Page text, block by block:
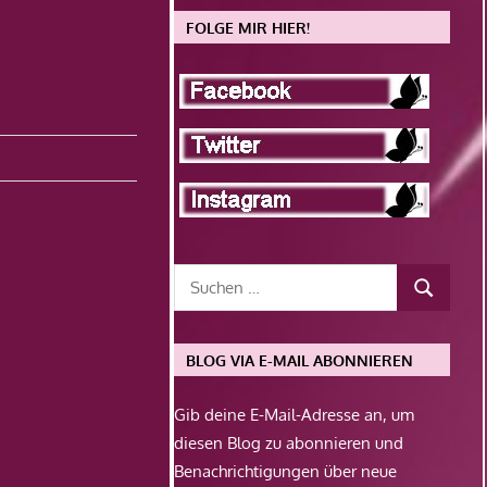
FOLGE MIR HIER!
BLOG VIA E-MAIL ABONNIEREN
Gib deine E-Mail-Adresse an, um
diesen Blog zu abonnieren und
Benachrichtigungen über neue